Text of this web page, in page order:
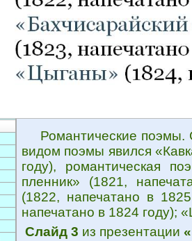
Романтические
видом поэмы явился
году), романтическая
пленник» (1821,
(1822, напечатано в
напечатано в 1824 году);
Слайд 3 из презентации